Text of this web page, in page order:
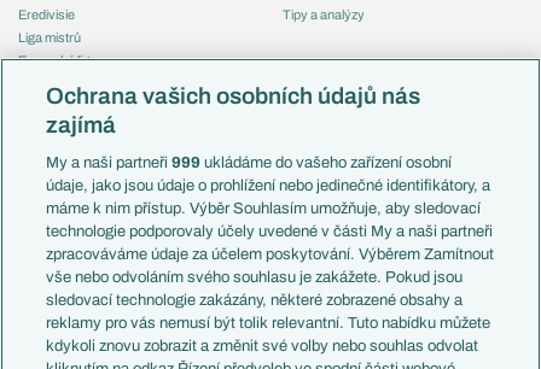
Eredivisie
Liga mistrů
Evropská liga
Mistrovství světa
Liga národů
Témata
Představení týmů MS
EuroSkauting
PL v kostce
Evropské koeficienty
Přestupy
Přestupové spekulace
Zranění
Tipy a analýzy
Česko
Francie
Itálie
Německo
Španělsko
Argentina
Brazílie
Přestupy
Zápasy
Ochrana vašich osobních údajů nás
zajímá
My a naši partneři999 ukládáme do vašeho zařízení osobní
údaje, jako jsou údaje o prohlížení nebo jedinečné identifikátory, a
máme k nim přístup. Výběr Souhlasím umožňuje, aby sledovací
technologie podporovaly účely uvedené v části My a naši partneři
zpracováváme údaje za účelem poskytování. Výběrem Zamítnout
vše nebo odvoláním svého souhlasu je zakážete. Pokud jsou
sledovací technologie zakázány, některé zobrazené obsahy a
reklamy pro vás nemusí být tolik relevantní. Tuto nabídku můžete
kdykoli znovu zobrazit a změnit své volby nebo souhlas odvolat